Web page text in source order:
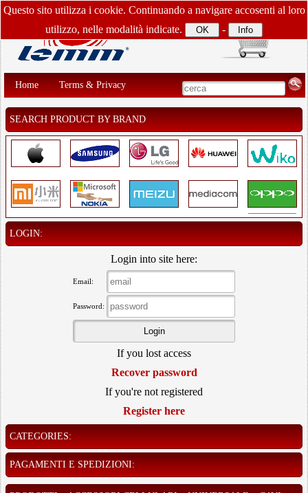
Home Terms & Privacy
SEARCH PRODUCT BY BRAND
LOGIN:
Login into site here:
Email:
Password:
If you lost access
Recover password
If you're not registered
Register here
CATEGORIES:
PAGAMENTI E SPEDIZIONI:
Questo sito utilizza i cookie. Continuando a navigare accosenti al loro
utilizzo, nelle modalità indicate.
-